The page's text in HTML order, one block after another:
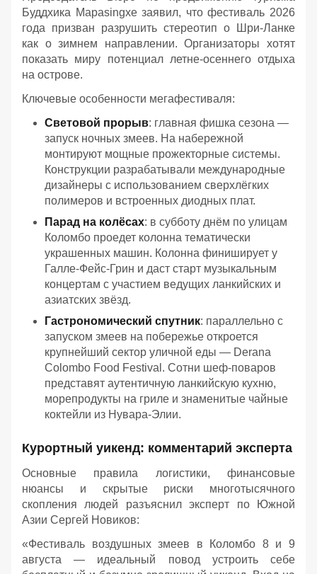
Буддхика Марasingхе заявил, что фестиваль 2026
года призван разрушить стереотип о Шри-Ланке
как о зимнем направлении. Организаторы хотят
показать миру потенциал летне-осеннего отдыха
на острове.
Ключевые особенности мегафестиваля:
Световой прорыв: главная фишка сезона —
запуск ночных змеев. На набережной
монтируют мощные прожекторные системы.
Конструкции разрабатывали международные
дизайнеры с использованием сверхлёгких
полимеров и встроенных диодных плат.
Парад на колёсах: в субботу днём по улицам
Коломбо проедет колонна тематически
украшенных машин. Колонна финиширует у
Галле-Фейс-Грин и даст старт музыкальным
концертам с участием ведущих ланкийских и
азиатских звёзд.
Гастрономический спутник: параллельно с
запуском змеев на побережье откроется
крупнейший сектор уличной еды — Derana
Colombo Food Festival. Сотни шеф-поваров
представят аутентичную ланкийскую кухню,
морепродукты на гриле и знаменитые чайные
коктейли из Нувара-Элии.
Курортный уикенд: комментарий эксперта
Основные правила логистики, финансовые
нюансы и скрытые риски многотысячного
скопления людей разъяснил эксперт по Южной
Азии Сергей Новиков:
«Фестиваль воздушных змеев в Коломбо 8 и 9
августа — идеальный повод устроить себе